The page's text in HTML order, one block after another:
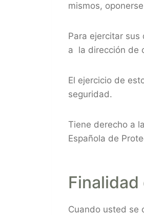
mismos,
Para ejercitar
a la dirección de
El ejercicio de
seguridad.
Tiene derecho a
Española de
Cuando usted se